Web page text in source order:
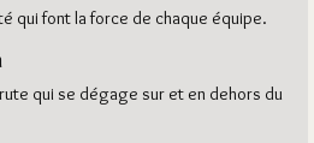
qui font la force de chaque équipe.
qui se dégage sur et en dehors du